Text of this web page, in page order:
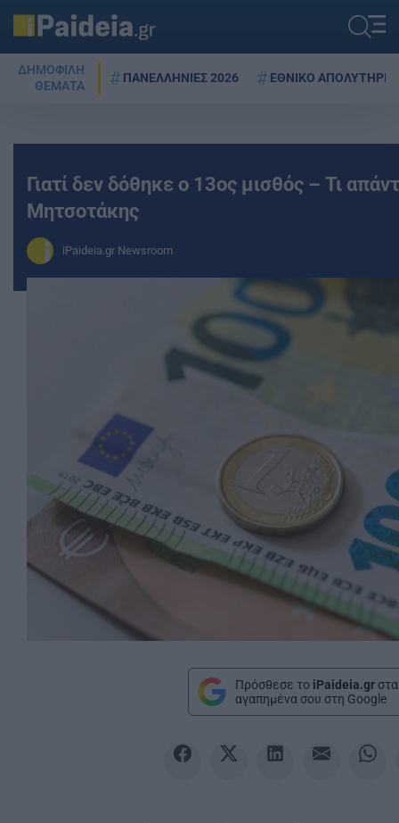
ΔΗΜΟΦΙΛΗ
ΘΕΜΑΤΑ
ΠΑΝΕΛΛΗΝΙΕΣ 2026 ΕΘΝΙΚΟ ΑΠΟΛΥΤΗΡΙΟ
Γιατί δεν δόθηκε ο 13ος μισθός – Τι
Μητσοτάκης
iPaideia.gr Newsroom
Πρόσθεσε το iPaideia.gr στα
αγαπημένα σου στη Google